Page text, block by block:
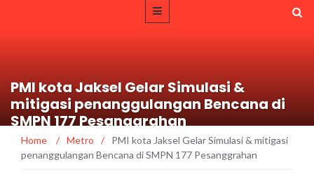
PMI kota Jaksel Gelar Simulasi &
mitigasi penanggulangan Bencana di
SMPN 177 Pesanggrahan
Home / Metro /
PMI kota Jaksel Gelar Simulasi & mitigasi
penanggulangan Bencana di SMPN 177 Pesanggrahan